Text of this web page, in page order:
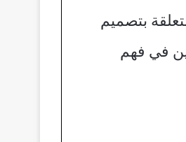
بتصميم
في فهم